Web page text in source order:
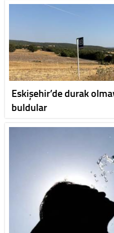
Eskişehir’de durak
buldular